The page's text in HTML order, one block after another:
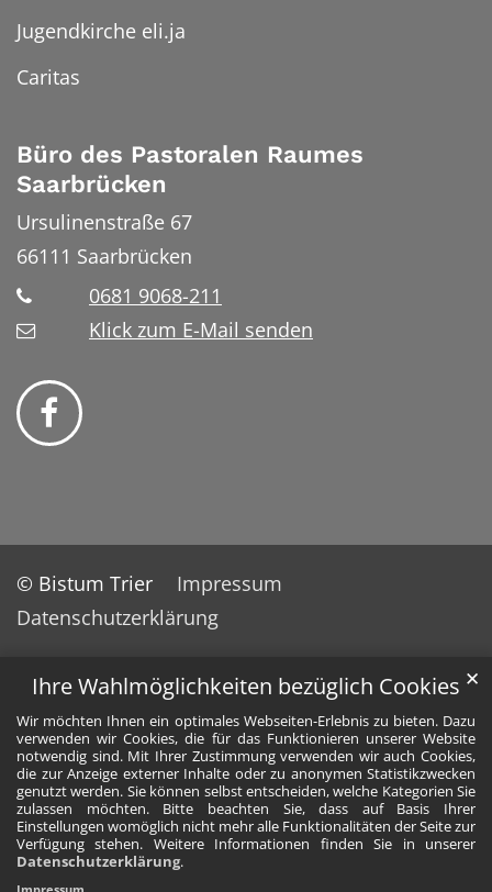
Ihre Wahlmöglichkeiten bezüglich Cookies
Wir möchten Ihnen ein optimales Webseiten-Erlebnis zu bieten. Dazu
verwenden wir Cookies, die für das Funktionieren unserer Website
notwendig sind. Mit Ihrer Zustimmung verwenden wir auch Cookies,
die zur Anzeige externer Inhalte oder zu anonymen Statistikzwecken
genutzt werden. Sie können selbst entscheiden, welche Kategorien Sie
zulassen möchten. Bitte beachten Sie, dass auf Basis Ihrer
Einstellungen womöglich nicht mehr alle Funktionalitäten der Seite zur
Verfügung stehen. Weitere Informationen finden Sie in unserer
Datenschutzerklärung.
✕
Jugendkirche eli.ja
Caritas
Büro des Pastoralen Raumes
Saarbrücken
Ursulinenstraße 67
66111 Saarbrücken
0681 9068-211
Klick zum E-Mail senden
© Bistum Trier
Impressum
Datenschutzerklärung